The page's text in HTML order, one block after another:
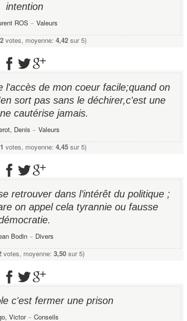
intention
ROS − Valeurs
votes, moyenne: 4,42sur 5)
l'accès de mon coeur facile;quand on
sort pas sans le déchirer,c'est une
cautérise jamais.
Denis − Valeurs
votes, moyenne: 4,45sur 5)
retrouver dans l’intérêt du politique ;
on appel cela tyrannie ou fausse
Bodin − Divers
votes, moyenne: 3,50 sur 5)
c'est fermer une prison
Victor− Conseils